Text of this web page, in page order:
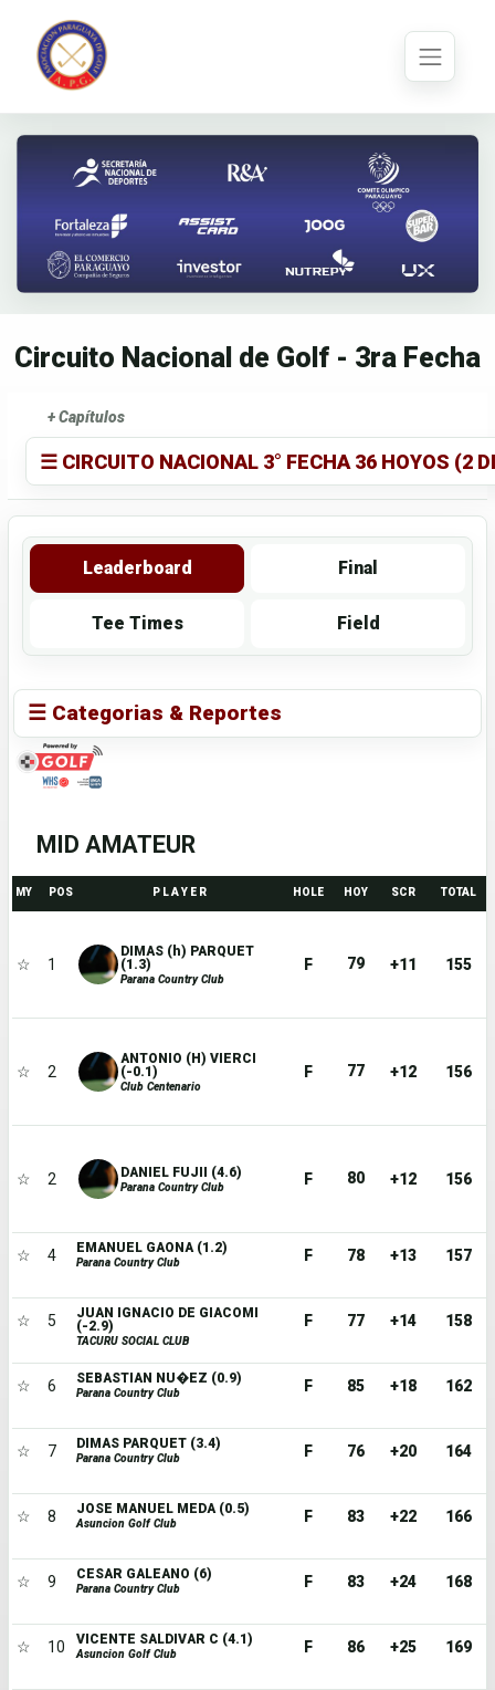
Circuito Nacional de Golf - 3ra Fecha
+ Capítulos
☰ CIRCUITO NACIONAL 3° FECHA 36 HOYOS (2
Leaderboard Final
Tee Times Field
☰ Categorias & Reportes
MID AMATEUR
MY POS P L A Y E R HOLE HOY SCR TOTAL
☆ 1
DIMAS (h) PARQUET
(1.3)
Parana Country Club
F 79 +11 155
☆ 2
ANTONIO (H) VIERCI
(-0.1)
Club Centenario
F 77 +12 156
☆ 2 DANIEL FUJII (4.6)
Parana Country Club F 80 +12 156
☆ 4 EMANUEL GAONA (1.2)
Parana Country Club F 78 +13 157
☆ 5
JUAN IGNACIO DE GIACOMI
(-2.9)
TACURU SOCIAL CLUB
F 77 +14 158
☆ 6 SEBASTIAN NU�EZ (0.9)
Parana Country Club F 85 +18 162
☆ 7 DIMAS PARQUET (3.4)
Parana Country Club F 76 +20 164
☆ 8 JOSE MANUEL MEDA (0.5)
Asuncion Golf Club F 83 +22 166
☆ 9 CESAR GALEANO (6)
Parana Country Club F 83 +24 168
☆ 10 VICENTE SALDIVAR C (4.1)
Asuncion Golf Club F 86 +25 169